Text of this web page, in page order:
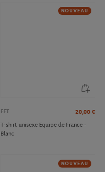
NOUVEAU
FFT 20,00 €
T-shirt unisexe Equipe de France -
Blanc
NOUVEAU